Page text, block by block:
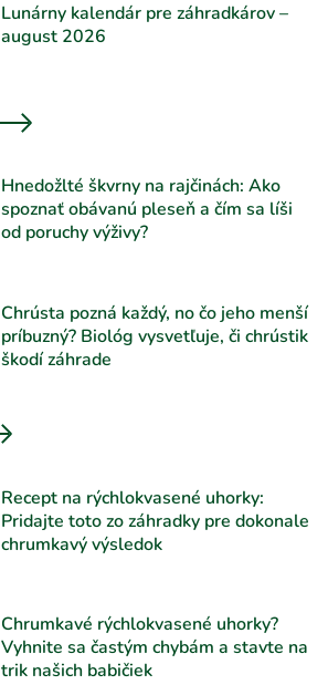
Lunárny kalendár pre záhradkárov –
august 2026
Hnedožlté škvrny na rajčinách: Ako
spoznať obávanú pleseň a čím sa líši
od poruchy výživy?
Chrústa pozná každý, no čo jeho menší
príbuzný? Biológ vysvetľuje, či chrústik
škodí záhrade
Recept na rýchlokvasené uhorky:
Pridajte toto zo záhradky pre dokonale
chrumkavý výsledok
Chrumkavé rýchlokvasené uhorky?
Vyhnite sa častým chybám a stavte na
trik našich babičiek